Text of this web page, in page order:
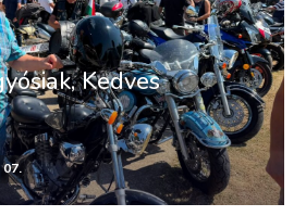
Kedves